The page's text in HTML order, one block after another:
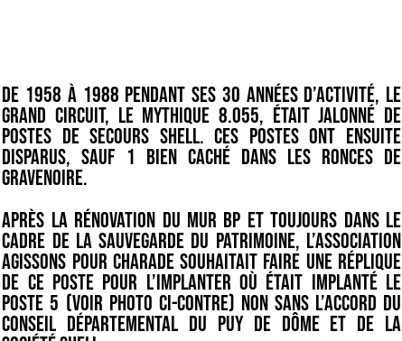
De 1958 à 1988 pendant ses 30 années d’activité, le
grand circuit, le mythique 8.055, était jalonné de
postes de secours Shell. Ces postes ont ensuite
disparus, sauf 1 bien caché dans les ronces de
Gravenoire.
Après la rénovation du mur BP et toujours dans le
cadre de la sauvegarde du patrimoine, l’association
Agissons pour Charade souhaitait faire une réplique
de ce poste pour l’implanter où était implanté le
poste 5 (voir photo ci-contre) non sans l’accord du
Conseil Départemental du Puy de Dôme et de la